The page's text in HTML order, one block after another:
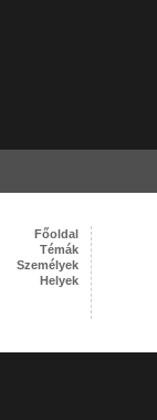
Főoldal
Témák
Személyek
Helyek